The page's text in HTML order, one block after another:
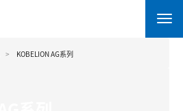
KOBELION AG系列